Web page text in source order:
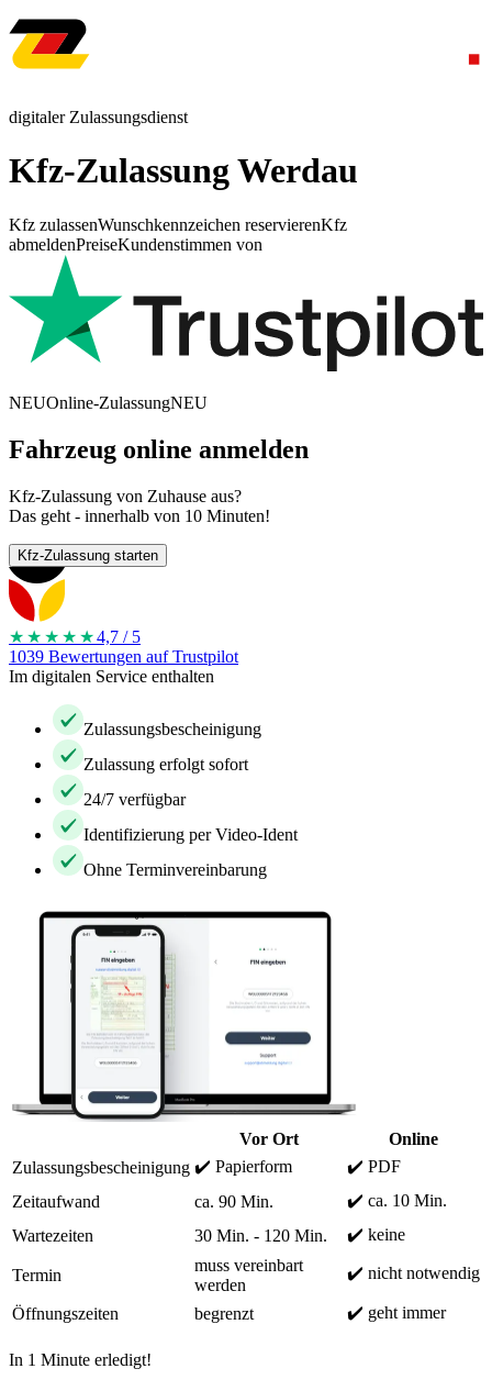
digitaler Zulassungsdienst
Kfz-Zulassung Werdau
Kfz zulassenWunschkennzeichen reservierenKfz
abmeldenPreiseKundenstimmen von
NEUOnline-ZulassungNEU
Fahrzeug online anmelden
Kfz-Zulassung von Zuhause aus?
Das geht - innerhalb von 10 Minuten!
Kfz-Zulassung starten
★★★★ ★4,7 / 5
1039 Bewertungen auf Trustpilot
Im digitalen Service enthalten
Zulassungsbescheinigung
Zulassung erfolgt sofort
24/7 verfügbar
Identifizierung per Video-Ident
Ohne Terminvereinbarung
Vor Ort
Online
Zulassungsbescheinigung ✔️ Papierform
✔️ PDF
Zeitaufwand
ca. 90 Min.
✔️ ca. 10 Min.
Wartezeiten
30 Min. - 120 Min. ✔️ keine
Termin
muss vereinbart
werden
✔️ nicht notwendig
Öffnungszeiten begrenzt ✔️ geht immer
In 1 Minute erledigt!